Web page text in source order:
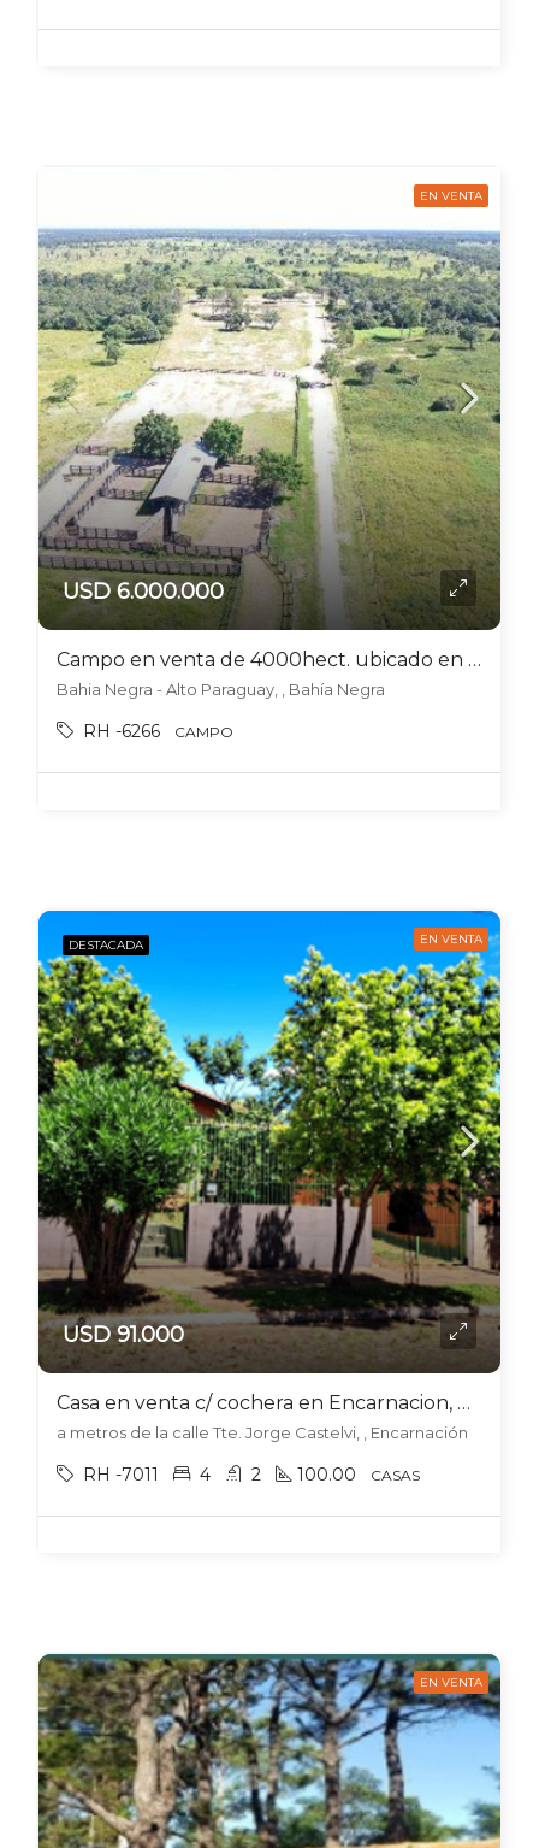
EN VENTA
USD 6.000.000
Campo en venta de 4000hect. ubicado en Bahía Negra
Bahia Negra - Alto Paraguay, , Bahía Negra
RH -6266 CAMPO
DESTACADA EN VENTA
USD 91.000
Casa en venta c/ cochera en Encarnacion, Paraguay
a metros de la calle Tte. Jorge Castelvi, , Encarnación
RH -7011 4 2 100.00 CASAS
EN VENTA